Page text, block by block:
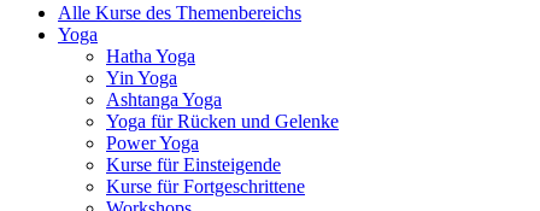
Alle Kurse des Themenbereichs
Yoga
Hatha Yoga
Yin Yoga
Ashtanga Yoga
Yoga für Rücken und Gelenke
Power Yoga
Kurse für Einsteigende
Kurse für Fortgeschrittene